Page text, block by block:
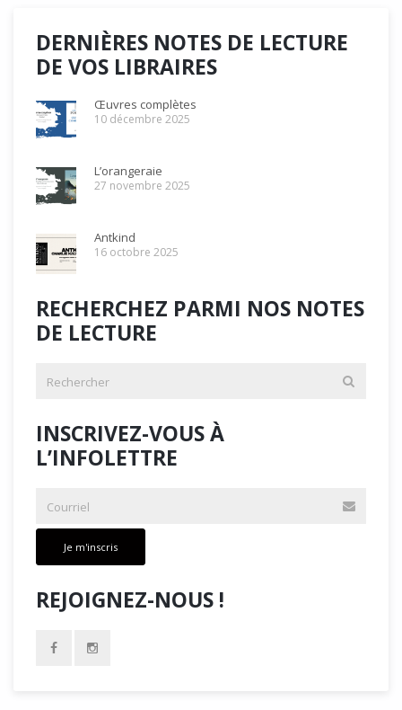
DERNIÈRES NOTES DE LECTURE
DE VOS LIBRAIRES
Œuvres complètes
10 décembre 2025
L’orangeraie
27 novembre 2025
Antkind
16 octobre 2025
RECHERCHEZ PARMI NOS NOTES
DE LECTURE
INSCRIVEZ-VOUS À
L’INFOLETTRE
Je m'inscris
REJOIGNEZ-NOUS !